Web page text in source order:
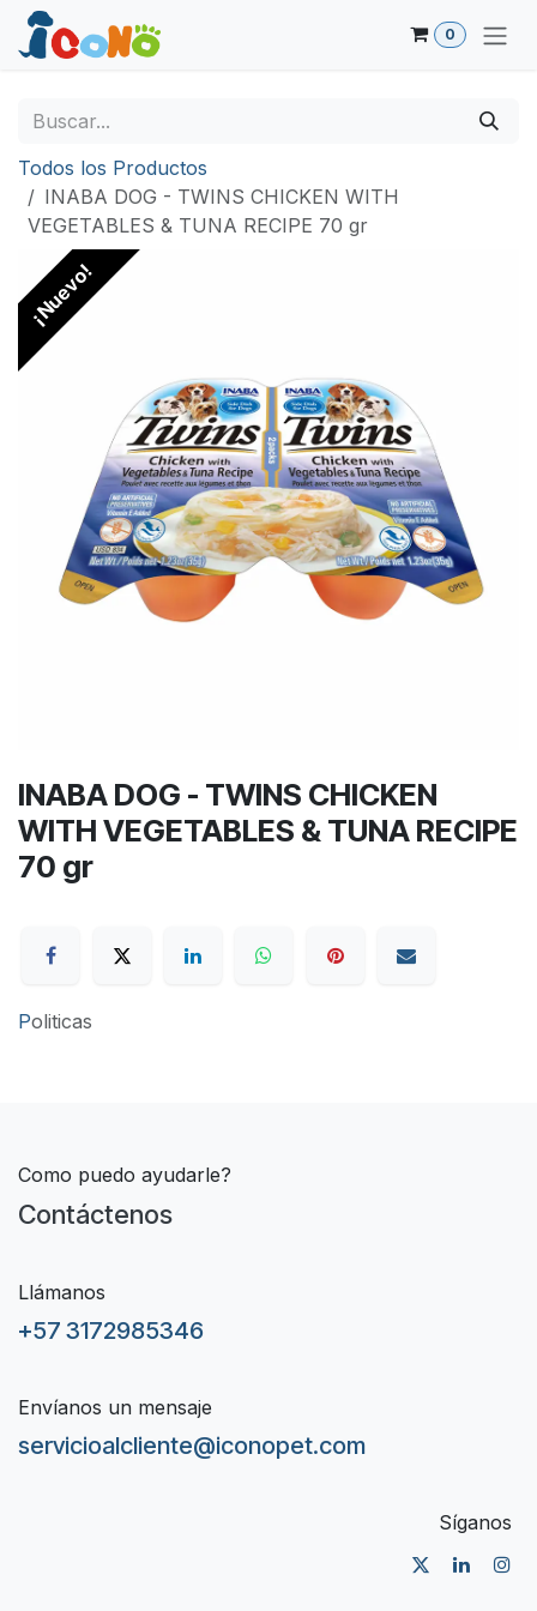
Ir al contenido
0
Todos los Productos
INABA DOG - TWINS CHICKEN WITH
VEGETABLES & TUNA RECIPE 70 gr
¡Nuevo!
INABA DOG - TWINS CHICKEN
WITH VEGETABLES & TUNA RECIPE
70 gr
Politicas
Como puedo ayudarle?
Contáctenos
Llámanos
+57 3172985346
Envíanos un mensaje
servicioalcliente@iconopet.com
Síganos